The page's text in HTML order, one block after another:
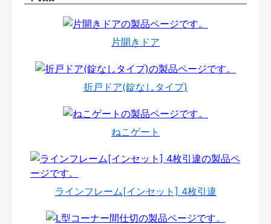
片開きドア
折戸ドア(錠なしタイプ)
ねこゲート
ラインフレーム[インセット] 4枚引違